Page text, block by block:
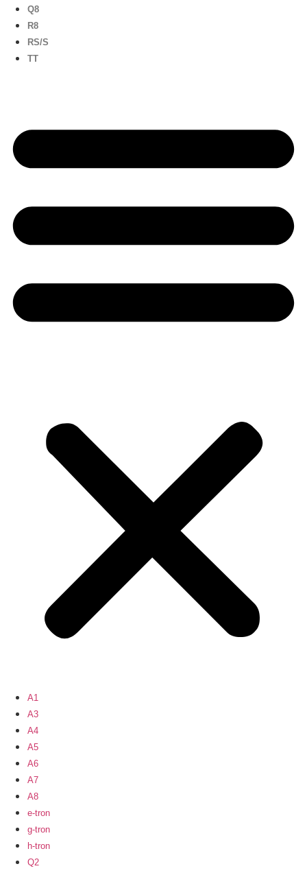
Q8
R8
RS/S
TT
A1
A3
A4
A5
A6
A7
A8
e-tron
g-tron
h-tron
Q2